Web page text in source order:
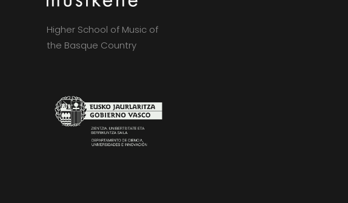
Higher School of Music of
the Basque Country